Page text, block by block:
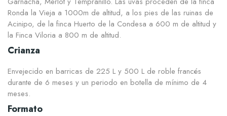
Ronda la Vieja a 1000m de altitud, a los pies de las ruinas de
Acinipo, de la finca Huerto de la Condesa a 600 m de altitud y
la Finca Viloria a 800 m de altitud.
Crianza
Envejecido en barricas de 225 L y 500 L de roble francés
durante de 6 meses y un periodo en botella de mínimo de 4
meses.
Formato